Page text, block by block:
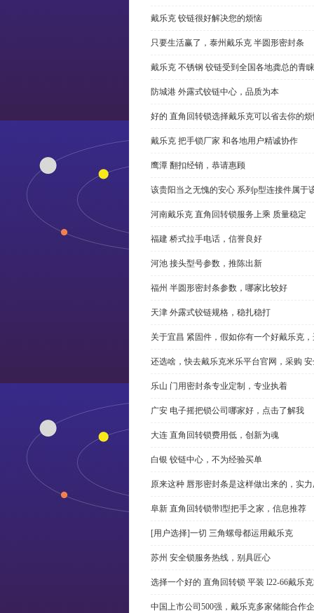
戴乐克 铰链很好解决您的烦恼
只要生活赢了，泰州戴乐克 半圆形密封条
戴乐克 不锈钢 铰链受到全国各地龚总的青睐
防城港 外露式铰链中心，品质为本
好的 直角回转锁选择戴乐克可以省去你的
戴乐克 把手锁厂家 和各地用户精诚协作
鹰潭 翻扣经销，恭请惠顾
该贵阳当之无愧的安心 系列p型连接件属于
河南戴乐克 直角回转锁服务上乘 质量稳定
福建 桥式拉手电话，信誉良好
河池 接头型号参数，推陈出新
福州 半圆形密封条参数，哪家比较好
天津 外露式铰链规格，稳扎稳打
关于宜昌 紧固件，假如你有一个好戴乐克
还选啥，快去戴乐克米乐平台官网，采购
乐山 门用密封条专业定制，专业执着
广安 电子摇把锁公司哪家好，点击了解我
大连 直角回转锁费用低，创新为魂
白银 铰链中心，不为经验买单
原来这种 唇形密封条是这样做出来的，实
阜新 直角回转锁带l型把手之家，信息推荐
[用户选择]一切 三角螺母都运用戴乐克
苏州 安全锁服务热线，别具匠心
选择一个好的 直角回转锁 平装 l22-66戴乐
中国上市公司500强，戴乐克多家储能合作